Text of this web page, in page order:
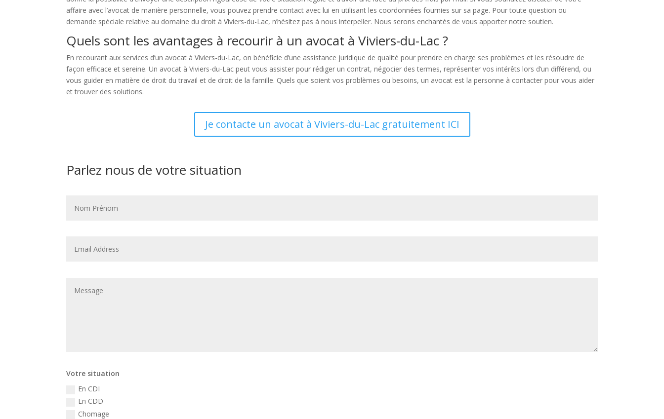
affaire avec l’avocat de manière personnelle, vous pouvez prendre contact avec lui en utilisant les coordonnées fournies sur sa page. Pour toute question ou
demande spéciale relative au domaine du droit à Viviers-du-Lac, n’hésitez pas à nous interpeller. Nous serons enchantés de vous apporter notre soutien.
Quels sont les avantages à recourir à un avocat à Viviers-du-Lac ?
En recourant aux services d’un avocat à Viviers-du-Lac, on bénéficie d’une assistance juridique de qualité pour prendre en charge ses problèmes et les résoudre de
façon efficace et sereine. Un avocat à Viviers-du-Lac peut vous assister pour rédiger un contrat, négocier des termes, représenter vos intérêts lors d’un différend, ou
vous guider en matière de droit du travail et de droit de la famille. Quels que soient vos problèmes ou besoins, un avocat est la personne à contacter pour vous aider
et trouver des solutions.
Je contacte un avocat à Viviers-du-Lac gratuitement ICI
Parlez nous de votre situation
Votre situation
En CDI
En CDD
Chomage